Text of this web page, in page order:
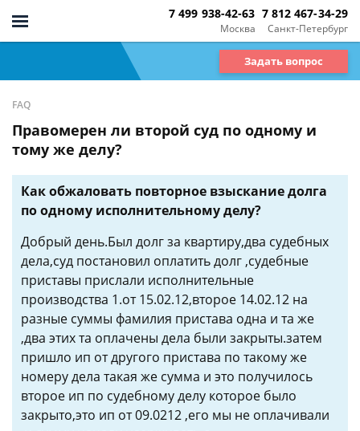
Москва
7 499 938-42-63
Санкт-Петербург
7 812 467-34-29
Задать вопрос
FAQ
Правомерен ли второй суд по одному и
тому же делу?
Как обжаловать повторное взыскание долга
по одному исполнительному делу?
Добрый день.Был долг за квартиру,два судебных
дела,суд постановил оплатить долг ,судебные
приставы прислали исполнительные
производства 1.от 15.02.12,второе 14.02.12 на
разные суммы фамилия пристава одна и та же
,два этих та оплачены дела были закрыты.затем
пришло ип от другого пристава по такому же
номеру дела такая же сумма и это получилось
второе ип по судебному делу которое было
закрыто,это ип от 09.0212 ,его мы не оплачивали